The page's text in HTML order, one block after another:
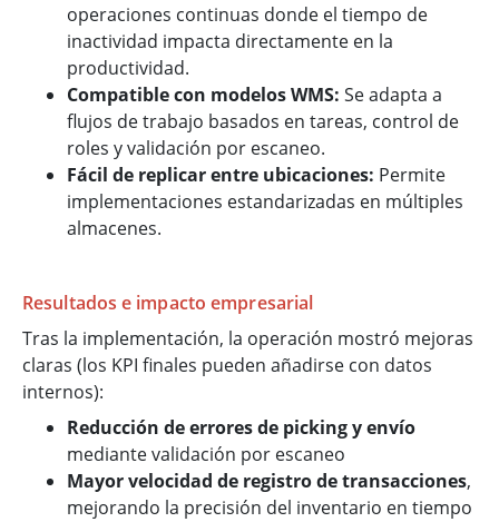
operaciones continuas donde el tiempo de
inactividad impacta directamente en la
productividad.
Compatible con modelos WMS: Se adapta a
flujos de trabajo basados en tareas, control de
roles y validación por escaneo.
Fácil de replicar entre ubicaciones: Permite
implementaciones estandarizadas en múltiples
almacenes.
Resultados e impacto empresarial
Tras la implementación, la operación mostró mejoras
claras (los KPI finales pueden añadirse con datos
internos):
Reducción de errores de picking y envío
mediante validación por escaneo
Mayor velocidad de registro de transacciones,
mejorando la precisión del inventario en tiempo